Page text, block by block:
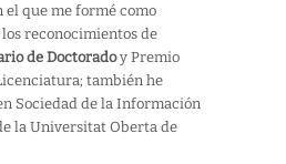
el que me formé como
reconocimientos de
de Doctoradoy Premio
también he
Sociedad de la Información
la Universitat Oberta de